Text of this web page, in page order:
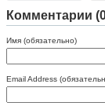
Комментарии
Имя (обязательно)
Email Address